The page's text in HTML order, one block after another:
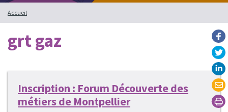
Accueil
grt gaz
Inscription : Forum Découverte des
métiers de Montpellier